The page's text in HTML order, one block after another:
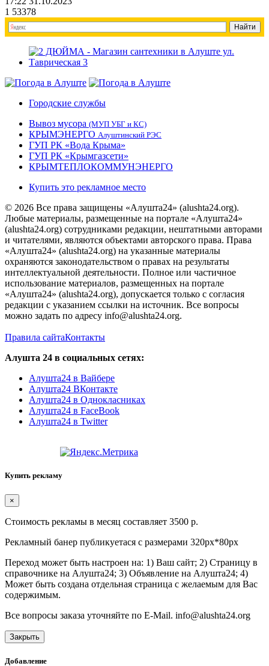
1 53378
Городские службы
Вывоз мусора (МУП УБГ и КС)
КРЫМЭНЕРГО Алуштинский РЭС
ГУП РК «Вода Крыма»
ГУП РК «Крымгазсети»
КРЫМТЕПЛОКОММУНЭНЕРГО
Купить это рекламное место
© 2026 Все права защищены «Алушта24» (alushta24.org).
Любые материалы, размещенные на портале «Алушта24»
(alushta24.org) сотрудниками редакции, нештатными авторами
и читателями, являются объектами авторского права. Права
«Алушта24» (alushta24.org) на указанные материалы
охраняются законодательством о правах на результаты
интеллектуальной деятельности. Полное или частичное
использование материалов, размещенных на портале
«Алушта24» (alushta24.org), допускается только с согласия
редакции с указанием ссылки на источник. Все вопросы
можно задать по адресу info@alushta24.org.
Правила сайтаКонтакты
Алушта 24 в социальных сетях:
Алушта24 в Вайбере
Алушта24 ВКонтакте
Алушта24 в Однокласниках
Алушта24 в FaceBook
Алушта24 в Twitter
Купить рекламу
×
Стоимость рекламы в месяц составляет 3500 р.
Рекламный банер публикуетася с размерами 320px*80px
Переход может быть настроен на: 1) Ваш сайт; 2) Страницу в
справочнике на Алушта24; 3) Объявление на Алушта24; 4)
Может быть создана отдельная страница с желаемым для Вас
содержимым.
Все вопросы заказа уточняйте по E-Mail. info@alushta24.org
Закрыть
Добавление